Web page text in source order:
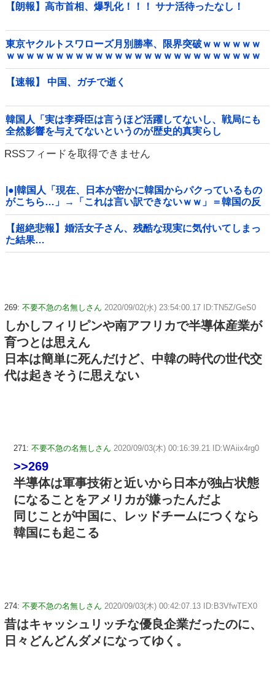
【朗報】高市首相、爆乳化！！！ サナ活待ったなし！
東京ヤクルトスワローズ月別勝率、限界突破ｗｗｗｗｗｗ
ｗｗｗｗｗｗｗｗｗｗｗｗｗｗｗｗｗｗｗｗｗｗｗｗｗｗ
ｗｗｗｗｗｗｗｗｗｗｗ他
【速報】 中国、ガチで逝く
韓国人「実は李舜臣は言うほど活躍してないし、戦局にも
全然影響を与えてないというのが歴史的真実らし
い・・・」
RSSフィードを取得できません
|●|韓国人「現在、日本が密かに韓国からパクっているもの
がこちら…」→「これは言い訳できないｗｗ」＝韓国の反
応
【超絶悲報】婚活女子さん、残酷な現実に気付いてしまっ
た結果…
269: 不要不急の名無しさん 2020/09/02(水) 23:54:00.17 ID:TN5Z/GeS0
しかしフィリピンや南アフリカで半導体産業が
育つとは思えん
日本は簡単に死んだけど、中韓の時代の世代交
代は起きそうに思えない
271: 不要不急の名無しさん 2020/09/03(木) 00:16:39.21 ID:WAiix4rg0
>>269
半導体は軍事技術と近いから日本が独占状態
になることをアメリカが嫌ったんだよ
同じことが中国に、レッドチームにつくなら
韓国にも起こる
274: 不要不急の名無しさん 2020/09/03(木) 00:42:07.13 ID:B3VfwTEX0
昔はキャッシュリッチな優良企業だったのに、
日々どんどんダメになってゆく。